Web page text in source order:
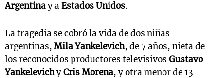
Argentinay aEstados Unidos.
La tragedia se cobró la vida de dos niñas
argentinas, Mila Yankelevich, de 7 años, nieta de
los reconocidos productores televisivos Gustavo
YankelevichyCris Morena, y otra menor de 13